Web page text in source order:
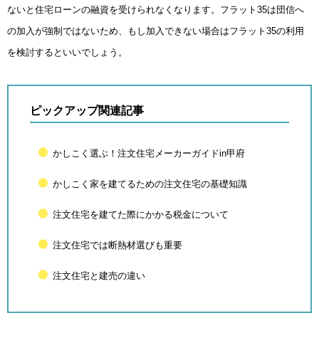
ないと住宅ローンの融資を受けられなくなります。フラット35は団信へ
の加入が強制ではないため、もし加入できない場合はフラット35の利用
を検討するといいでしょう。
ピックアップ関連記事
かしこく選ぶ！注文住宅メーカーガイドin甲府
かしこく家を建てるための注文住宅の基礎知識
注文住宅を建てた際にかかる税金について
注文住宅では断熱材選びも重要
注文住宅と建売の違い